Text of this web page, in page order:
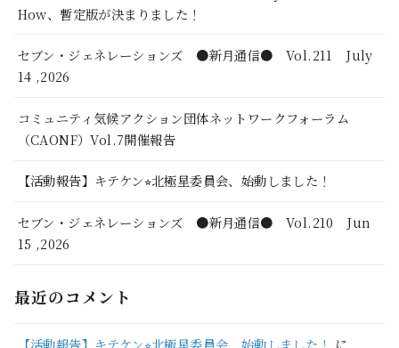
How、暫定版が決まりました！
セブン・ジェネレーションズ ●新月通信● Vol.211 July
14 ,2026
コミュニティ気候アクション団体ネットワークフォーラム
（CAONF）Vol.7開催報告
【活動報告】キテケン⭐︎北極星委員会、始動しました！
セブン・ジェネレーションズ ●新月通信● Vol.210 Jun
15 ,2026
最近のコメント
【活動報告】キテケン⭐︎北極星委員会、始動しました！ に